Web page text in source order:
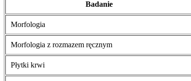
Badanie
Morfologia
Morfologia z rozmazem ręcznym
Płytki krwi